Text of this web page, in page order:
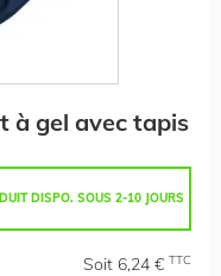
à gel avec tapis
DISPO. SOUS 2-10 JOURS
Soit 6,24 € TTC